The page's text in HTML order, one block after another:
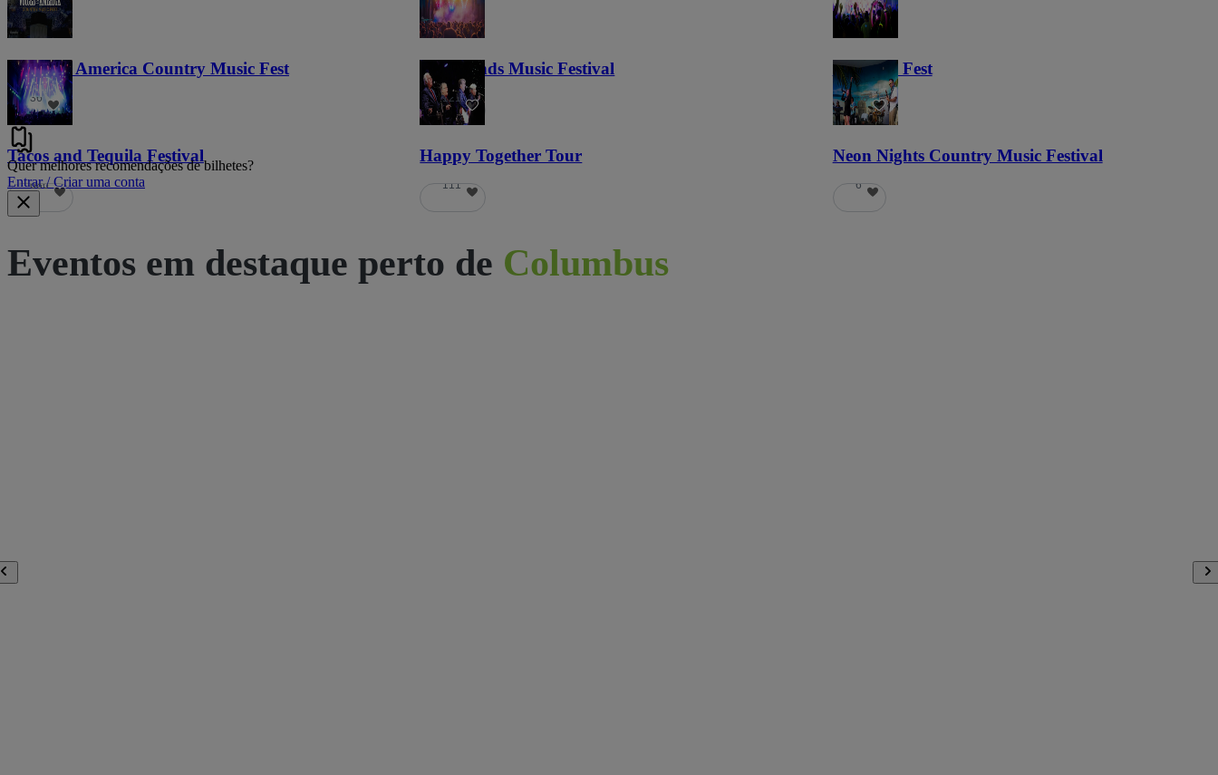
Voices of America Country Music Fest
36
Lost Lands Music Festival
121
Haunted Fest
58
Tacos and Tequila Festival
686
Happy Together Tour
111
Neon Nights Country Music Festival
6
Quer melhores recomendações de bilhetes?
Entrar / Criar uma conta
Eventos em destaque perto de Columbus